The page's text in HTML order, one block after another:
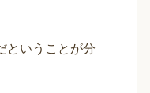
ということが分